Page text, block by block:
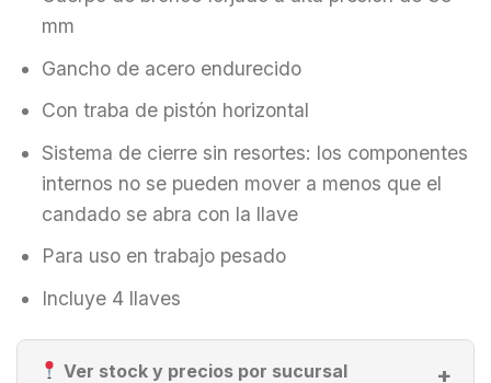
mm
Gancho de acero endurecido
Con traba de pistón horizontal
Sistema de cierre sin resortes: los componentes
internos no se pueden mover a menos que el
candado se abra con la llave
Para uso en trabajo pesado
Incluye 4 llaves
Ver stock y precios por sucursal